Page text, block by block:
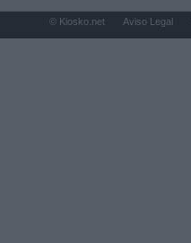
© Kiosko.net Aviso Legal